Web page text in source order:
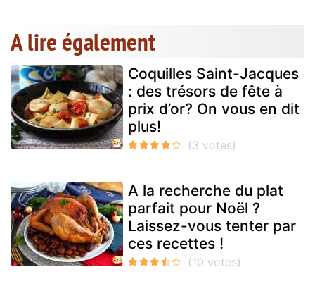
A lire également
Coquilles Saint-Jacques
: des trésors de fête à
prix d’or? On vous en dit
plus!
A la recherche du plat
parfait pour Noël ?
Laissez-vous tenter par
ces recettes !